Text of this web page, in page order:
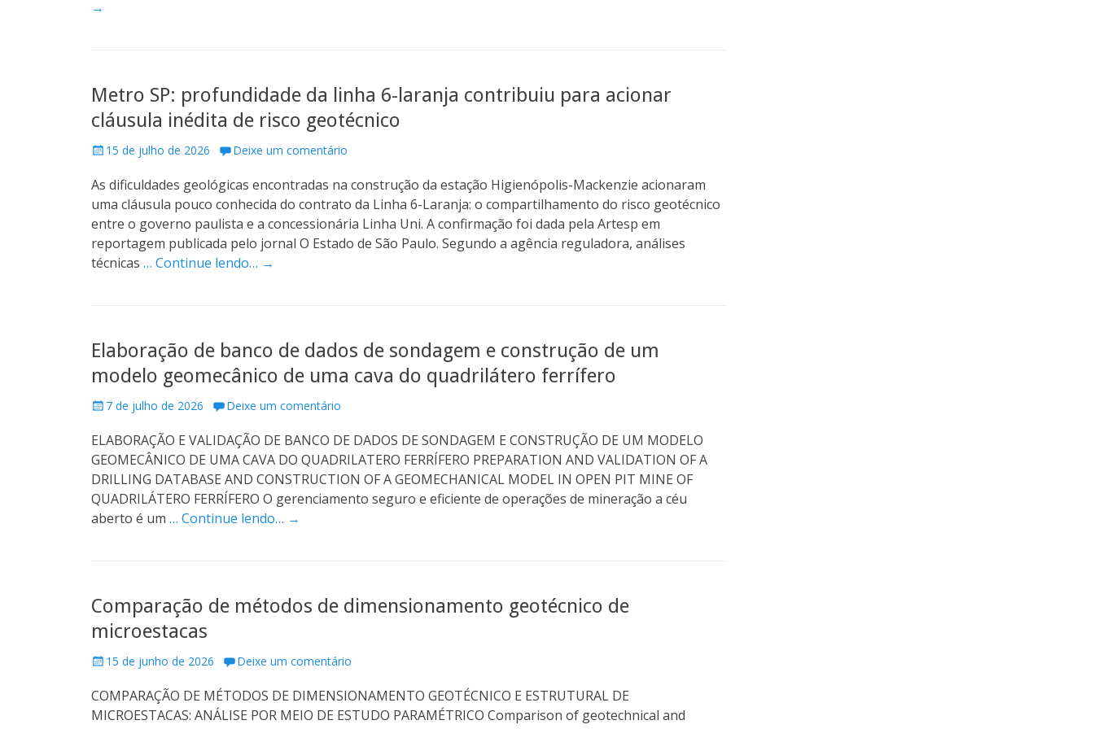
n
→
Metro SP: profundidade da linha 6-laranja contribuiu para acionar
cláusula inédita de risco geotécnico
P
s
t
e
o
n
15 de julho de 2026 Deixe um comentário
As dificuldades geológicas encontradas na construção da estação Higienópolis-Mackenzie acionaram
uma cláusula pouco conhecida do contrato da Linha 6-Laranja: o compartilhamento do risco geotécnico
entre o governo paulista e a concessionária Linha Uni. A confirmação foi dada pela Artesp em
reportagem publicada pelo jornal O Estado de São Paulo. Segundo a agência reguladora, análises
técnicas … Continue lendo… →
Elaboração de banco de dados de sondagem e construção de um
modelo geomecânico de uma cava do quadrilátero ferrífero
P
s
t
e
d
o
n
7 de julho de 2026 Deixe um comentário
ELABORAÇÃO E VALIDAÇÃO DE BANCO DE DADOS DE SONDAGEM E CONSTRUÇÃO DE UM MODELO
GEOMECÂNICO DE UMA CAVA DO QUADRILATERO FERRÍFERO PREPARATION AND VALIDATION OF A
DRILLING DATABASE AND CONSTRUCTION OF A GEOMECHANICAL MODEL IN OPEN PIT MINE OF
QUADRILÁTERO FERRÍFERO O gerenciamento seguro e eficiente de operações de mineração a céu
aberto é um … Continue lendo… →
Comparação de métodos de dimensionamento geotécnico de
microestacas
P
s
t
15 de junho de 2026 Deixe um comentário
COMPARAÇÃO DE MÉTODOS DE DIMENSIONAMENTO GEOTÉCNICO E ESTRUTURAL DE
MICROESTACAS: ANÁLISE POR MEIO DE ESTUDO PARAMÉTRICO Comparison of geotechnical and